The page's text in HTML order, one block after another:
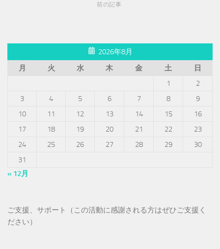
前の記事
2026年8月
月
火 水 木 金 土
日
1
2
3
4 5 6 7 8
9
10
11 12 13 14 15
16
17
18 19 20 21 22
23
24
25 26 27 28 29
30
31
« 12月
ご支援、サポート（この活動に感謝される方はぜひご支援く
ださい）